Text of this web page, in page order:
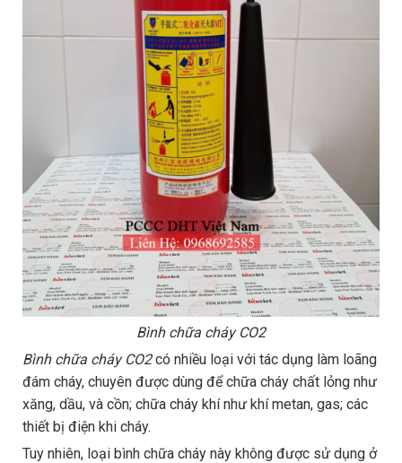
Bình chữa cháy CO2
Bình chữa cháy CO2có nhiều loại với tác dụng làm loãng
đám cháy, chuyên được dùng để chữa cháy chất lỏng như
xăng, dầu, và cồn; chữa cháy khí như khí metan, gas; các
thiết bị điện khi cháy.
Tuy nhiên, loại bình chữa cháy này không được sử dụng ở